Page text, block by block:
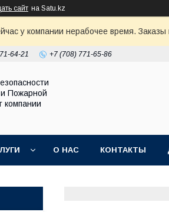
сайт на Satu.kz
у компании нерабочее время.
64-21 +7 (708) 771-65-86
Пожарной
компании
О НАС КОНТАКТЫ